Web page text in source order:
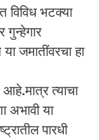
विविध भटक्या
गुन्हेगार
जमातींवरचा हा
त्याचा
अभावी या
पारधी